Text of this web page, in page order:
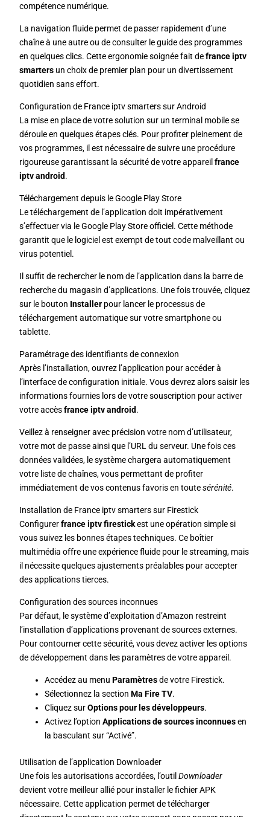
compétence numérique.
La navigation fluide permet de passer rapidement d’une
chaîne à une autre ou de consulter le guide des programmes
en quelques clics. Cette ergonomie soignée fait defrance iptv
smartersun choix de premier plan pour un divertissement
quotidien sans effort.
Configuration de France iptv smarters sur Android
La mise en place de votre solution sur un terminal mobile se
déroule en quelques étapes clés. Pour profiter pleinement de
vos programmes, il est nécessaire de suivre une procédure
rigoureuse garantissant la sécurité de votre appareil france
iptv android.
Téléchargement depuis le Google Play Store
Le téléchargement de l’application doit impérativement
s’effectuer via le Google Play Store officiel. Cette méthode
garantit que le logiciel est exempt de tout code malveillant ou
virus potentiel.
Il suffit de rechercher le nom de l’application dans la barre de
recherche du magasin d’applications. Une fois trouvée, cliquez
sur le bouton Installerpour lancer le processus de
téléchargement automatique sur votre smartphone ou
tablette.
Paramétrage des identifiants de connexion
Après l’installation, ouvrez l’application pour accéder à
l’interface de configuration initiale. Vous devrez alors saisir les
informations fournies lors de votre souscription pour activer
votre accèsfrance iptv android.
Veillez à renseigner avec précision votre nom d’utilisateur,
votre mot de passe ainsi que l’URL du serveur. Une fois ces
données validées, le système chargera automatiquement
votre liste de chaînes, vous permettant de profiter
immédiatement de vos contenus favoris en toutesérénité.
Installation de France iptv smarters sur Firestick
Configurerfrance iptv firestickest une opération simple si
vous suivez les bonnes étapes techniques. Ce boîtier
multimédia offre une expérience fluide pour le streaming, mais
il nécessite quelques ajustements préalables pour accepter
des applications tierces.
Configuration des sources inconnues
Par défaut, le système d’exploitation d’Amazon restreint
l’installation d’applications provenant de sources externes.
Pour contourner cette sécurité, vous devez activer les options
de développement dans les paramètres de votre appareil.
Accédez au menu Paramètresde votre Firestick.
Sélectionnez la section Ma Fire TV.
Cliquez surOptions pour les développeurs.
Activez l’option Applications de sources inconnuesen
la basculant sur “Activé”.
Utilisation de l’application Downloader
Une fois les autorisations accordées, l’outil Downloader
devient votre meilleur allié pour installer le fichier APK
nécessaire. Cette application permet de télécharger